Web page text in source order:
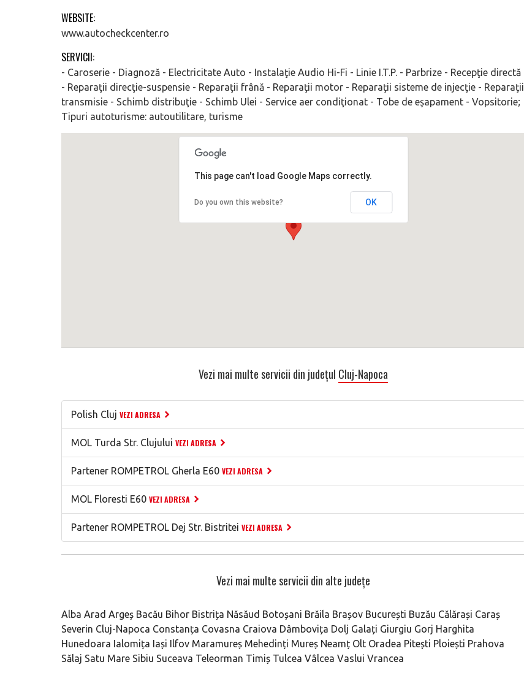
WEBSITE:
www.autocheckcenter.ro
SERVICII:
- Caroserie - Diagnoză - Electricitate Auto - Instalaţie Audio Hi-Fi - Linie I.T.P. - Parbrize - Recepţie directă
- Reparaţii direcţie-suspensie - Reparaţii frână - Reparaţii motor - Reparaţii sisteme de injecţie - Reparaţii
transmisie - Schimb distribuţie - Schimb Ulei - Service aer condiţionat - Tobe de eşapament - Vopsitorie;
Tipuri autoturisme: autoutilitare, turisme
This page can't load Google Maps correctly.
Do you own this website? OK
Vezi mai multe servicii din județul Cluj-Napoca
Polish Cluj VEZI ADRESA
MOL Turda Str. Clujului VEZI ADRESA
Partener ROMPETROL Gherla E60 VEZI ADRESA
MOL Floresti E60 VEZI ADRESA
Partener ROMPETROL Dej Str. Bistritei VEZI ADRESA
Vezi mai multe servicii din alte județe
Alba Arad Argeș Bacău Bihor Bistrița Năsăud Botoșani Brăila Brașov București Buzău Călărași Caraș
Severin Cluj-Napoca Constanța Covasna Craiova Dâmbovița Dolj Galați Giurgiu Gorj Harghita
Hunedoara Ialomița Iași Ilfov Maramureș Mehedinți Mureș Neamț Olt Oradea Pitești Ploiești Prahova
Sălaj Satu Mare Sibiu Suceava Teleorman Timiș Tulcea Vâlcea Vaslui Vrancea